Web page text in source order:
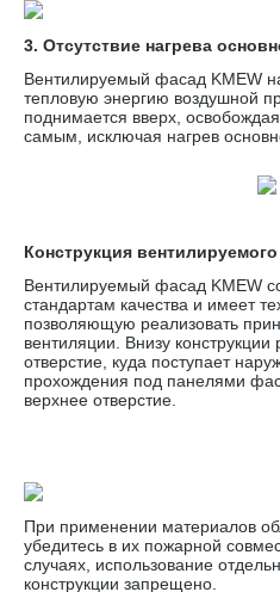
3. Отсутствие нагрева
Вентилируемый фасад KMEW
тепловую энергию воздушной
поднимается вверх,
самым, исключая нагрев
Конструкция
Вентилируемый фасад KMEW
стандартам качества и имеет
позволяющую реализовать
вентиляции. Внизу
отверстие, куда поступает
прохождения под панелями
верхнее отверстие.
При применении материалов
убедитесь в их пожарной
случаях, использование
конструкции запрещено.